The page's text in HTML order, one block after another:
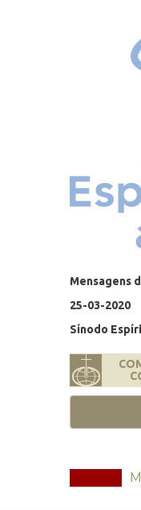
Mensagens
25-03-2020
Sínodo